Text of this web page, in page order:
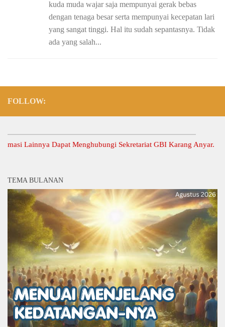
kuda muda wajar saja mempunyai gerak bebas
dengan tenaga besar serta mempunyai kecepatan lari
yang sangat tinggi. Hal itu sudah sepantasnya. Tidak
ada yang salah...
FOLLOW:
Lainnya Dapat Menghubungi Sekretariat GBI Karang Anyar.
TEMA BULANAN